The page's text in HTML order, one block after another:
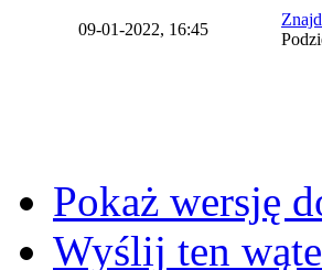
09-01-2022, 16:45
Pokaż wersję
Wyślij ten